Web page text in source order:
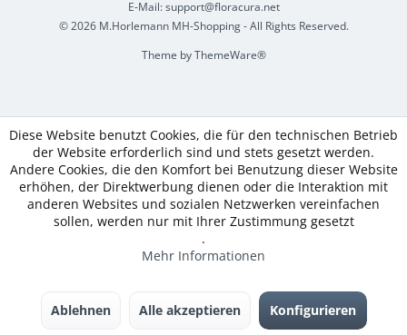
E-Mail: support@floracura.net
© 2026 M.Horlemann MH-Shopping - All Rights Reserved.
Theme byThemeWare®
Diese Website benutzt Cookies, die für den technischen Betrieb
der Website erforderlich sind und stets gesetzt werden.
Andere Cookies, die den Komfort bei Benutzung dieser Website
erhöhen, der Direktwerbung dienen oder die Interaktion mit
anderen Websites und sozialen Netzwerken vereinfachen
sollen, werden nur mit Ihrer Zustimmung gesetzt
.
Mehr Informationen
Ablehnen Alle akzeptieren Konfigurieren